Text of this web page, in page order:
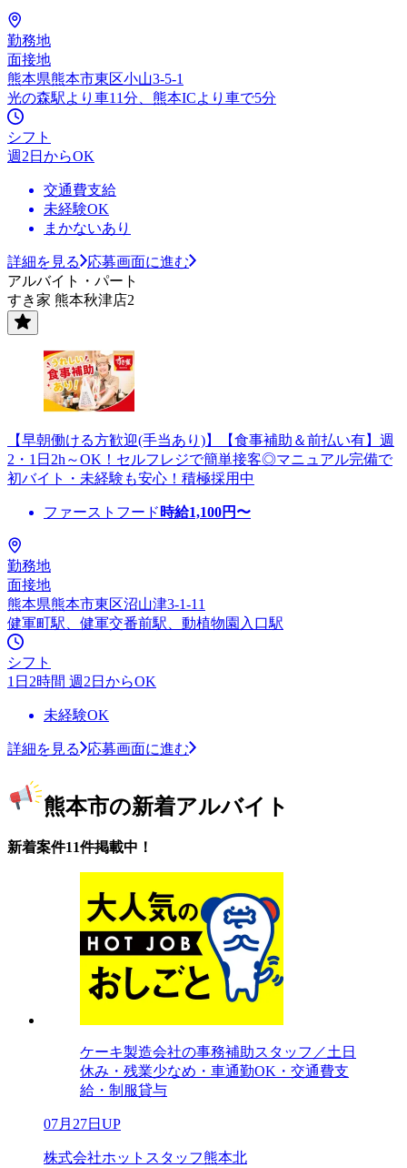
勤務地
面接地
熊本県熊本市東区小山3-5-1
光の森駅より車11分、熊本ICより車で5分
シフト
週2日からOK
交通費支給
未経験OK
まかないあり
詳細を見る
応募画面に進む
アルバイト・パート
すき家 熊本秋津店2
【早朝働ける方歓迎(手当あり)】【食事補助＆前払い有】週
2・1日2h～OK！セルフレジで簡単接客◎マニュアル完備で
初バイト・未経験も安心！積極採用中
ファーストフード 時給1,100円〜
勤務地
面接地
熊本県熊本市東区沼山津3-1-11
健軍町駅、健軍交番前駅、動植物園入口駅
シフト
1日2時間 週2日からOK
未経験OK
詳細を見る 応募画面に進む
熊本市の新着アルバイト
新着案件11件掲載中！
ケーキ製造会社の事務補助スタッフ／土日
休み・残業少なめ・車通勤OK・交通費支
給・制服貸与
07月27日UP
株式会社ホットスタッフ熊本北